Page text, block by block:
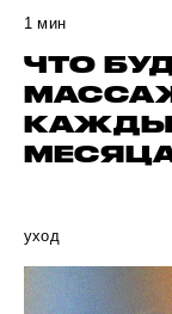
1 мин
ЧТО
уход